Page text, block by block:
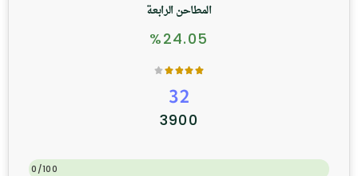
المطاحن الرابعة
%24.05
32
3900
0/100